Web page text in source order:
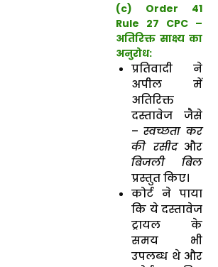
(c) Order 41
Rule 27 CPC –
अतिरिक्त साक्ष्य का
अनुरोध:
प्रतिवादी ने
अपील में
अतिरिक्त
दस्तावेज जैसे
–स्वच्छता कर
की रसीदऔर
बिजली बिल
प्रस्तुत किए।
कोर्ट ने पाया
कि ये दस्तावेज
ट्रायल के
समय भी
उपलब्ध थे और